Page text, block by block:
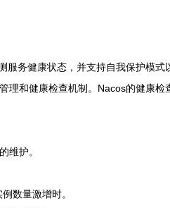
务健康状态，并支持自我保护模式
和健康检查机制。Nacos的健康检
维护。
数量激增时。